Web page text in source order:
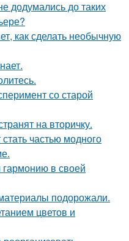
додумались до таких
как сделать необычную
со старой
на вторичку.
частью модного
гармонию в своей
подорожали.
цветов и